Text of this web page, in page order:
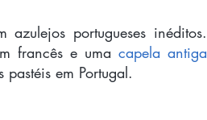
portugueses inéditos.
francês e uma capela antiga
em Portugal.